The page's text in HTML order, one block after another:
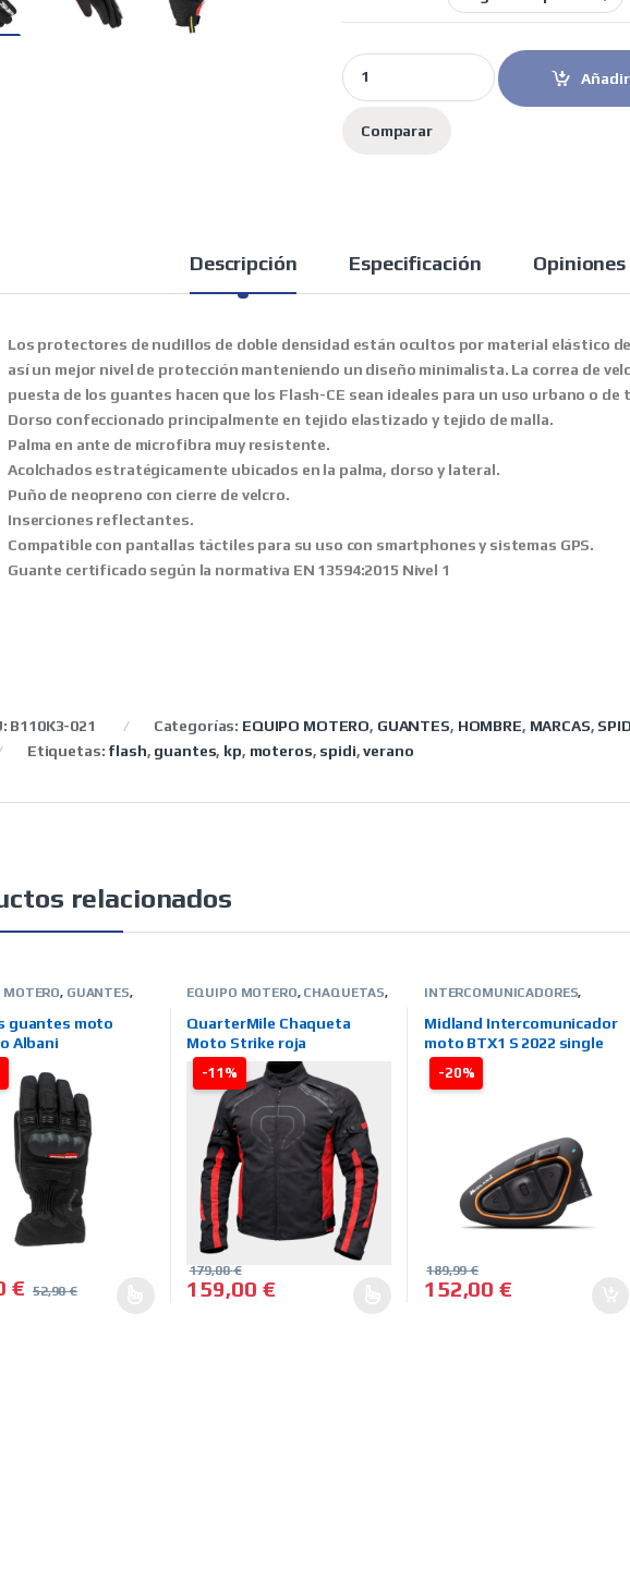
Spidi guantes moto verano Flash-KP
Comparar
Descripción Especificación Opiniones
Los protectores de nudillos de doble densidad están ocultos por material elástico
así un mejor nivel de protección manteniendo un diseño minimalista. La correa de
puesta de los guantes hacen que los Flash-CE sean ideales para un uso urbano o de
Dorso confeccionado principalmente en tejido elastizado y tejido de malla.
Palma en ante de microfibra muy resistente.
Acolchados estratégicamente ubicados en la palma, dorso y lateral.
Puño de neopreno con cierre de velcro.
Inserciones reflectantes.
Compatible con pantallas táctiles para su uso con smartphones y sistemas GPS.
Guante certificado según la normativa EN 13594:2015 Nivel 1
B110K3-021 Categorías: EQUIPO MOTERO, GUANTES, HOMBRE, MARCAS,
Etiquetas: flash, guantes, kp, moteros, spidi,verano
relacionados
MOTERO, GUANTES,
,RAINERS
guantes moto
Albani
€ 52,90€
-11%
EQUIPO MOTERO, CHAQUETAS,
LINE,MARCAS ,QUARTER MILE
QuarterMile Chaqueta
Moto Strike roja
159,00 €
179,00€
-20%
INTERCOMUNICADORES,
Midland Intercomunicador
moto BTX1 S 2022 single
152,00€
189,99€